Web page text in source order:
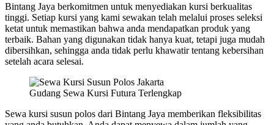
Bintang Jaya berkomitmen untuk menyediakan kursi berkualitas
tinggi. Setiap kursi yang kami sewakan telah melalui proses seleksi
ketat untuk memastikan bahwa anda mendapatkan produk yang
terbaik. Bahan yang digunakan tidak hanya kuat, tetapi juga mudah
dibersihkan, sehingga anda tidak perlu khawatir tentang kebersihan
setelah acara selesai.
Gudang Sewa Kursi Futura Terlengkap
Sewa kursi susun polos dari Bintang Jaya memberikan fleksibilitas